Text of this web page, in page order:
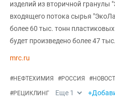
изделий из вторичной
входящего потока сырья
более 60 тыс. тонн
будет произведено более 47
mrc.ru
#НЕФТЕХИМИЯ #РОССИЯ #
#РЕЦИКЛИНГ Еще 1